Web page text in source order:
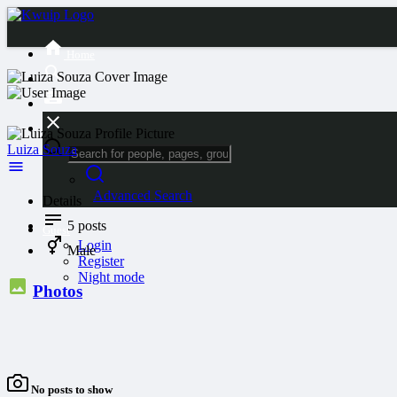
Advanced Search
Guest
Login
Register
Night mode
Luiza Souza
Details
5 posts
Male
Photos
No posts to show